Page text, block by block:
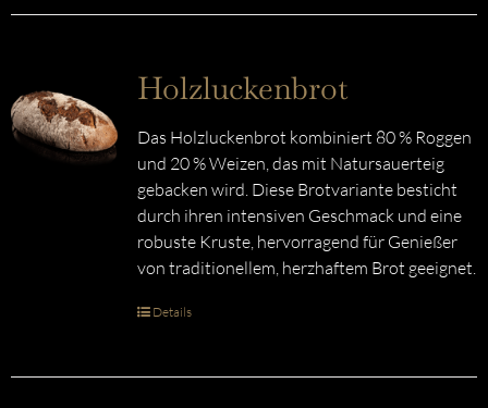
Holzluckenbrot
Das Holzluckenbrot kombiniert 80 % Roggen
und 20 % Weizen, das mit Natursauerteig
gebacken wird. Diese Brotvariante besticht
durch ihren intensiven Geschmack und eine
robuste Kruste, hervorragend für Genießer
von traditionellem, herzhaftem Brot geeignet.
Details